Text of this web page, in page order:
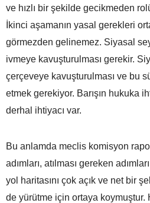
ve hızlı bir şekilde gecikmeden
İkinci aşamanın yasal gerekleri
görmezden gelinemez. Siyasal
ivmeye kavuşturulması gerekir.
çerçeveye kavuşturulması ve bu
etmek gerekiyor. Barışın hukuka
derhal ihtiyacı var.
Bu anlamda meclis komisyon
adımları, atılması gereken
yol haritasını çok açık ve net bir
de yürütme için ortaya koymuştur.